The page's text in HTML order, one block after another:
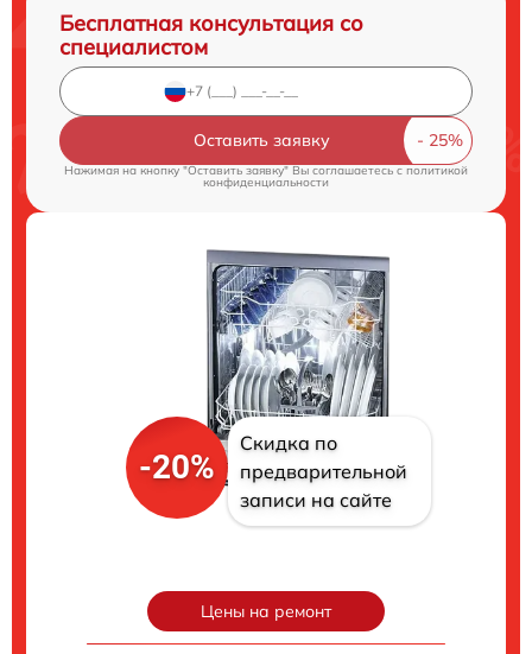
Бесплатная консультация со
специалистом
Оставить заявку
Нажимая на кнопку "Оставить заявку" Вы соглашаетесь cполитикой
конфиденциальности
-20%
Скидка по
предварительной
записи на сайте
Цены на ремонт